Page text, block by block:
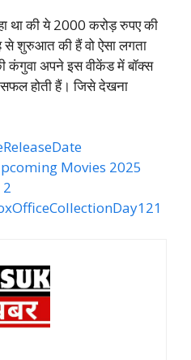
था की ये 2000 करोड़ रुपए की
शुरुआत की हैं वो ऐसा लगता
कंगुवा अपने इस वीकेंड में बॉक्स
होती हैं। जिसे देखना
Movies 2025